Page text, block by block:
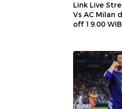
Link Live
Vs AC Milan
off 19.00 WIB